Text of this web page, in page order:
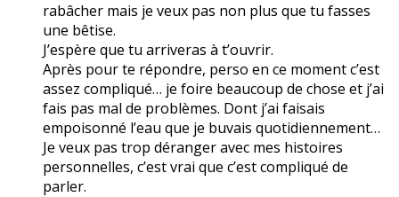
rabâcher mais je veux pas non plus que tu fasses
une bêtise.
J’espère que tu arriveras à t’ouvrir.
Après pour te répondre, perso en ce moment c’est
assez compliqué… je foire beaucoup de chose et j’ai
fais pas mal de problèmes. Dont j’ai faisais
empoisonné l’eau que je buvais quotidiennement…
Je veux pas trop déranger avec mes histoires
personnelles, c’est vrai que c’est compliqué de
parler.